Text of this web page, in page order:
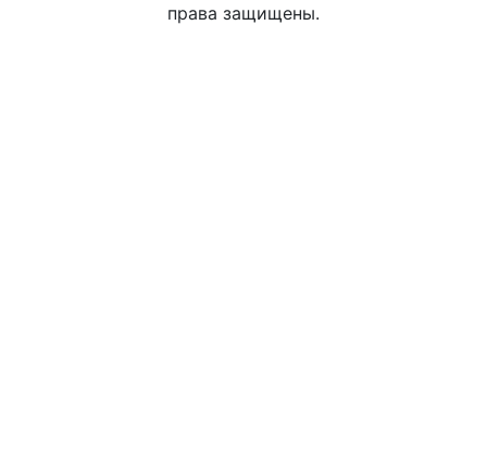
права защищены.